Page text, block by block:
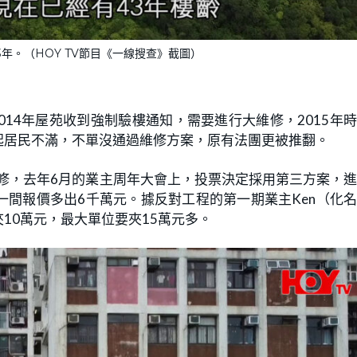
。（HOY TV節目《一線搜查》截圖）
年屋苑收到強制驗樓通知，需要進行大維修，2015年
民不滿，不單沒通過維修方案，原有法團更被推翻。
去年6月的業主周年大會上，投票決定採用第三方案，
報價多出6千萬元。據反對工程的第一期業主Ken（化
萬元，最大單位要夾15萬元多。